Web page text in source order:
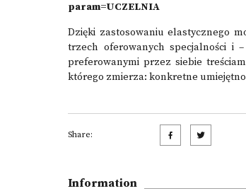
param=UCZELNIA
Dzięki zastosowaniu elastycznego
trzech oferowanych specjalności i
preferowanymi przez siebie
którego zmierza: konkretne
Share:
Information